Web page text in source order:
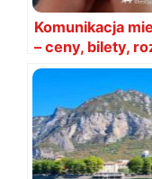
Komunikacja
– ceny, bilety,